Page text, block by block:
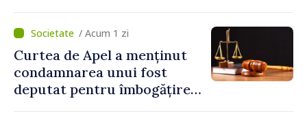
/ Acum 1 zi
Curtea de Apel a menținut
condamnarea unui fost
deputat pentru îmbogățire